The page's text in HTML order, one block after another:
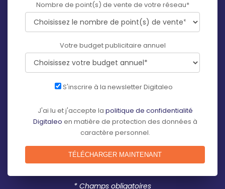
Nombre de point(s) de vente de votre réseau*
Votre budget publicitaire annuel
S'inscrire à la newsletter Digitaleo
J'ai lu et j'accepte la politique de confidentialité
Digitaleo en matière de protection des données à
caractère personnel.
* Champs obligatoires